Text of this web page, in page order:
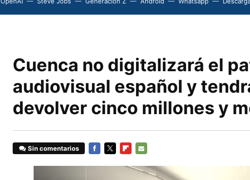
Cuenca no digitalizará el
audiovisual español y
devolver cinco millones y
Sin comentarios
MAIL